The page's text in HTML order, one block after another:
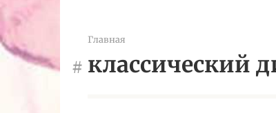
Главная
классический